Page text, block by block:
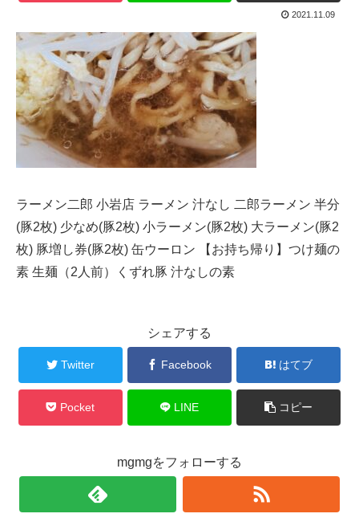
2021.11.09
ラーメン二郎 小岩店 ラーメン 汁なし 二郎ラーメン 半分
(豚2枚) 少なめ(豚2枚) 小ラーメン(豚2枚) 大ラーメン(豚2
枚) 豚増し券(豚2枚) 缶ウーロン 【お持ち帰り】つけ麺の
素 生麺（2人前）くずれ豚 汁なしの素
シェアする
Twitter Facebook はてブ
Pocket LINE コピー
mgmgをフォローする